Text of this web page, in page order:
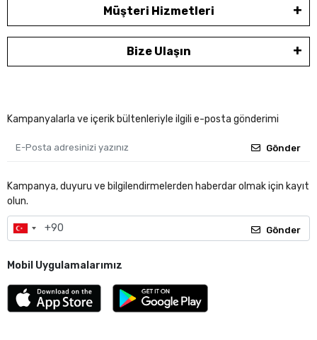
Müşteri Hizmetleri
Bize Ulaşın
Kampanyalarla ve içerik bültenleriyle ilgili e-posta gönderimi
Gönder
Kampanya, duyuru ve bilgilendirmelerden haberdar olmak için kayıt
olun.
Gönder
Mobil Uygulamalarımız